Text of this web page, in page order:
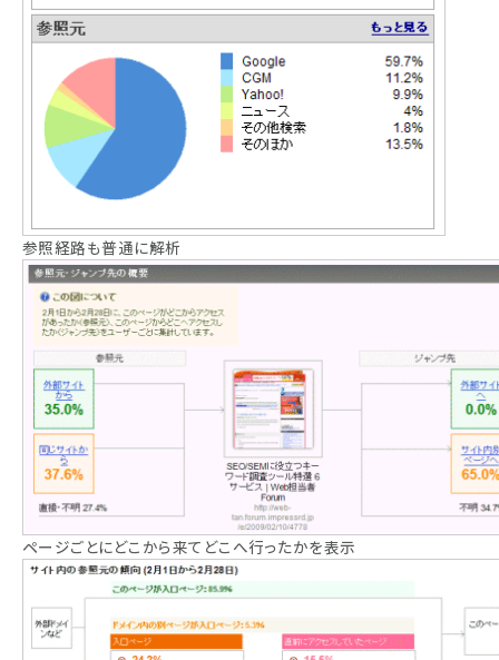
参照経路も普通に解析
ページごとにどこから来てどこへ行ったかを表示